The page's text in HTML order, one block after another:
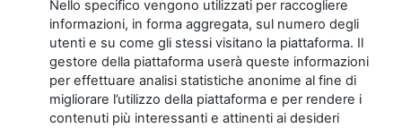
Nello specifico vengono utilizzati per raccogliere
informazioni, in forma aggregata, sul numero degli
utenti e su come gli stessi visitano la piattaforma. Il
gestore della piattaforma userà queste informazioni
per effettuare analisi statistiche anonime al fine di
migliorare l’utilizzo della piattaforma e per rendere i
contenuti più interessanti e attinenti ai desideri